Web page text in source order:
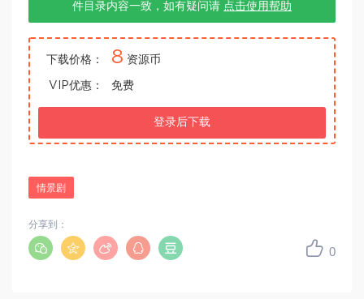
件目录内容一致，如有疑问请 点击使用帮助
下载价格： 8 资源币
VIP优惠： 免费
登录后下载
情景剧
0
分享到：